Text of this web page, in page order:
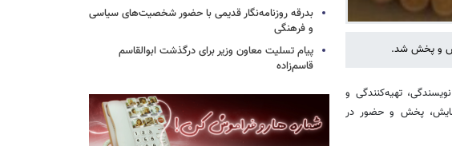
و پخش شد.
تهیه‌کنندگی و
نمایش، پخش و حضور در
بدرقه روزنامه‌نگار قدیمی با حضور شخصیت‌های سیاسی
و فرهنگی
پیام تسلیت معاون وزیر برای درگذشت ابوالقاسم
قاسم‌زاده